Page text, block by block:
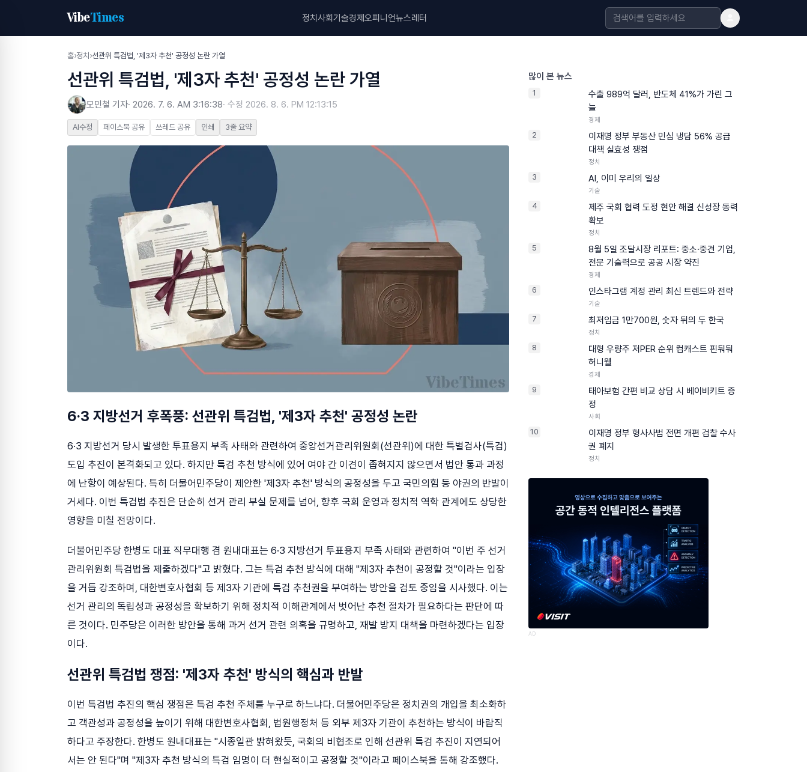
VibeTimes 정치사회기술경제오피니언뉴스레터
홈›정치 ›선관위 특검법, '제3자 추천' 공정성 논란 가열
선관위 특검법, '제3자 추천' 공정성 논란 가열
모민철 기자· 2026. 7. 6. AM 3:16:38· 수정 2026. 8. 6. PM 12:13:15
AI수정 페이스북 공유 쓰레드 공유 인쇄 3줄 요약
6·3 지방선거 후폭풍: 선관위 특검법, '제3자 추천' 공정성 논란
6·3 지방선거 당시 발생한 투표용지 부족 사태와 관련하여 중앙선거관리위원회(선관위)에 대한 특별검사(특검)
도입 추진이 본격화되고 있다. 하지만 특검 추천 방식에 있어 여야 간 이견이 좁혀지지 않으면서 법안 통과 과정
에 난항이 예상된다. 특히 더불어민주당이 제안한 '제3자 추천' 방식의 공정성을 두고 국민의힘 등 야권의 반발이
거세다. 이번 특검법 추진은 단순히 선거 관리 부실 문제를 넘어, 향후 국회 운영과 정치적 역학 관계에도 상당한
영향을 미칠 전망이다.
더불어민주당 한병도 대표 직무대행 겸 원내대표는 6·3 지방선거 투표용지 부족 사태와 관련하여 "이번 주 선거
관리위원회 특검법을 제출하겠다"고 밝혔다. 그는 특검 추천 방식에 대해 "제3자 추천이 공정할 것"이라는 입장
을 거듭 강조하며, 대한변호사협회 등 제3자 기관에 특검 추천권을 부여하는 방안을 검토 중임을 시사했다. 이는
선거 관리의 독립성과 공정성을 확보하기 위해 정치적 이해관계에서 벗어난 추천 절차가 필요하다는 판단에 따
른 것이다. 민주당은 이러한 방안을 통해 과거 선거 관련 의혹을 규명하고, 재발 방지 대책을 마련하겠다는 입장
이다.
선관위 특검법 쟁점: '제3자 추천' 방식의 핵심과 반발
이번 특검법 추진의 핵심 쟁점은 특검 추천 주체를 누구로 하느냐다. 더불어민주당은 정치권의 개입을 최소화하
고 객관성과 공정성을 높이기 위해 대한변호사협회, 법원행정처 등 외부 제3자 기관이 추천하는 방식이 바람직
하다고 주장한다. 한병도 원내대표는 "시종일관 밝혀왔듯, 국회의 비협조로 인해 선관위 특검 추진이 지연되어
서는 안 된다"며 "제3자 추천 방식의 특검 임명이 더 현실적이고 공정할 것"이라고 페이스북을 통해 강조했다.
많이 본 뉴스
1
수출 989억 달러, 반도체 41%가 가린 그
늘
경제
2
이재명 정부 부동산 민심 냉담 56% 공급
대책 실효성 쟁점
정치
3 AI, 이미 우리의 일상
기술
4
제주 국회 협력 도정 현안 해결 신성장 동력
확보
정치
5
8월 5일 조달시장 리포트: 중소·중견 기업,
전문 기술력으로 공공 시장 약진
경제
6 인스타그램 계정 관리 최신 트렌드와 전략
기술
7 최저임금 1만700원, 숫자 뒤의 두 한국
정치
8
대형 우량주 저PER 순위 컴캐스트 핀둬둬
허니웰
경제
9
태아보험 간편 비교 상담 시 베이비키트 증
정
사회
10
이재명 정부 형사사법 전면 개편 검찰 수사
권 폐지
정치
AD